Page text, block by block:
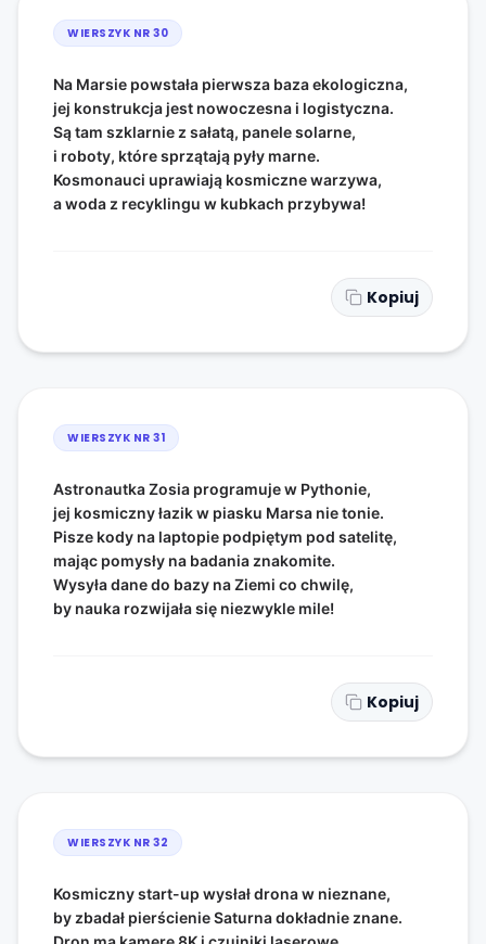
WIERSZYK NR 30
Na Marsie powstała pierwsza baza ekologiczna,
jej konstrukcja jest nowoczesna i logistyczna.
Są tam szklarnie z sałatą, panele solarne,
i roboty, które sprzątają pyły marne.
Kosmonauci uprawiają kosmiczne warzywa,
a woda z recyklingu w kubkach przybywa!
Kopiuj
WIERSZYK NR 31
Astronautka Zosia programuje w Pythonie,
jej kosmiczny łazik w piasku Marsa nie tonie.
Pisze kody na laptopie podpiętym pod satelitę,
mając pomysły na badania znakomite.
Wysyła dane do bazy na Ziemi co chwilę,
by nauka rozwijała się niezwykle mile!
Kopiuj
WIERSZYK NR 32
Kosmiczny start-up wysłał drona w nieznane,
by zbadał pierścienie Saturna dokładnie znane.